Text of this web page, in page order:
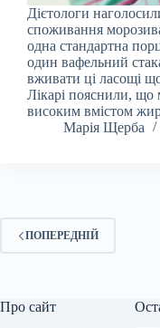
Дієтологи
споживання
одна стандартна
один вафельний
вживати ці ласощі
Лікарі пояснили, що
високим вмістом
Марія Щерба
ПОПЕРЕДНІЙ
Про сайт